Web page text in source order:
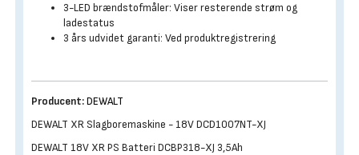
3-LED brændstofmåler: Viser resterende strøm og
ladestatus
3 års udvidet garanti: Ved produktregistrering
Producent:DEWALT
DEWALT XR Slagboremaskine - 18V DCD1007NT-XJ
DEWALT 18V XR PS Batteri DCBP318-XJ 3,5Ah